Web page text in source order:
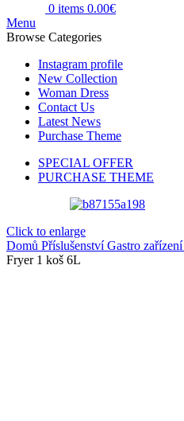
0 items 0.00€
Menu
Browse Categories
Instagram profile
New Collection
Woman Dress
Contact Us
Latest News
Purchase Theme
SPECIAL OFFER
PURCHASE THEME
Click to enlarge
Domů PříslušenstvíGastro zařízení
Fryer 1 koš 6L